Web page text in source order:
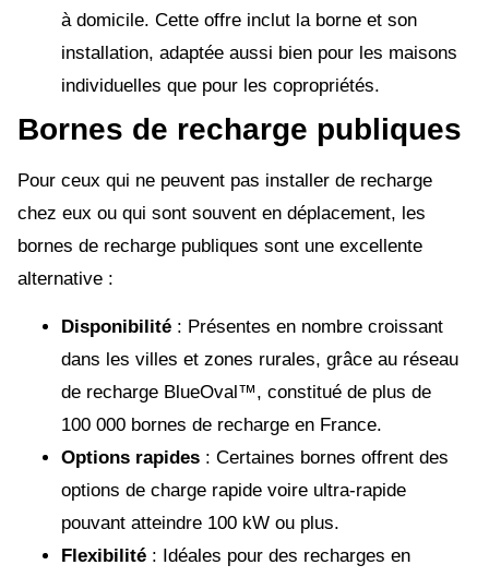
à domicile. Cette offre inclut la borne et son
installation, adaptée aussi bien pour les maisons
individuelles que pour les copropriétés.
Bornes de recharge publiques
Pour ceux qui ne peuvent pas installer de recharge
chez eux ou qui sont souvent en déplacement, les
bornes de recharge publiques sont une excellente
alternative :
Disponibilité : Présentes en nombre croissant
dans les villes et zones rurales, grâce au réseau
de recharge BlueOval™, constitué de plus de
100 000 bornes de recharge en France.
Options rapides : Certaines bornes offrent des
options de charge rapide voire ultra-rapide
pouvant atteindre 100 kW ou plus.
Flexibilité : Idéales pour des recharges en